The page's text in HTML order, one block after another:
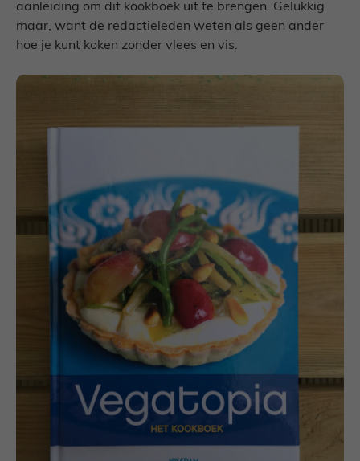
aanleiding om dit kookboek uit te brengen. Gelukkig
maar, want de redactieleden weten als geen ander
hoe je kunt koken zonder vlees en vis.